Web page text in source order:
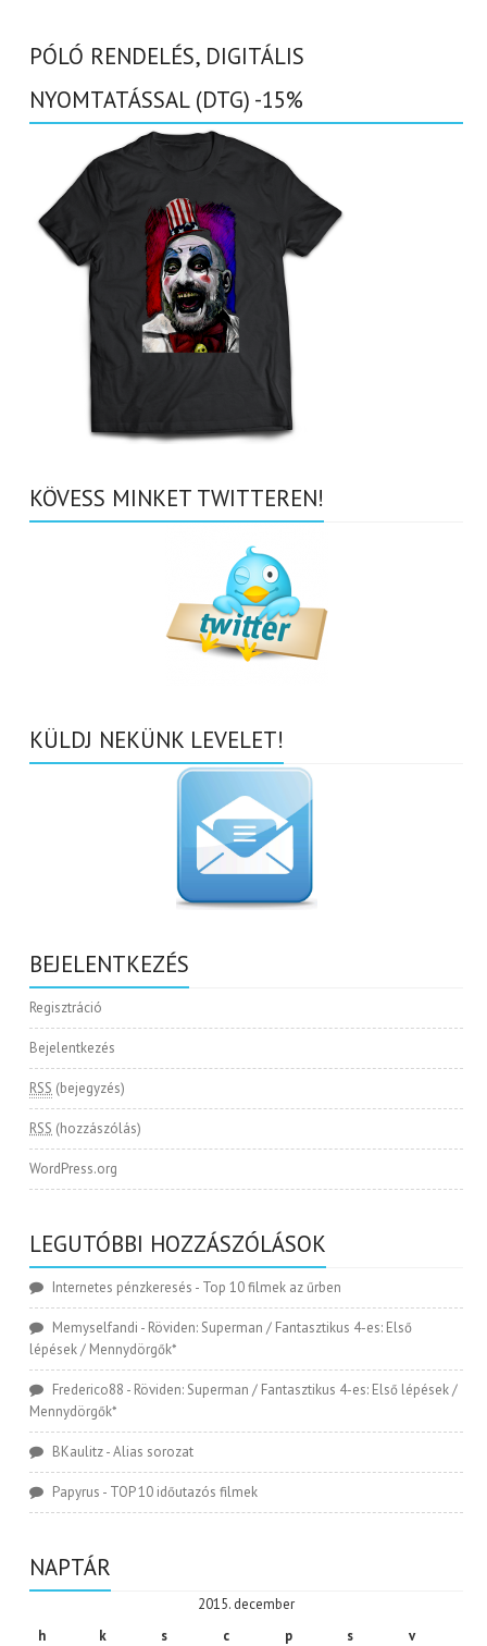
PÓLÓ RENDELÉS, DIGITÁLIS
NYOMTATÁSSAL (DTG) -15%
KÖVESS MINKET TWITTEREN!
KÜLDJ NEKÜNK LEVELET!
BEJELENTKEZÉS
Regisztráció
Bejelentkezés
RSS (bejegyzés)
RSS (hozzászólás)
WordPress.org
LEGUTÓBBI HOZZÁSZÓLÁSOK
Internetes pénzkeresés - Top 10 filmek az űrben
Memyselfandi - Röviden: Superman / Fantasztikus 4-es: Első
lépések / Mennydörgők*
Frederico88 - Röviden: Superman / Fantasztikus 4-es: Első lépések /
Mennydörgők*
BKaulitz-Alias sorozat
Papyrus - TOP 10 időutazós filmek
NAPTÁR
2015. december
h
k s c p s v